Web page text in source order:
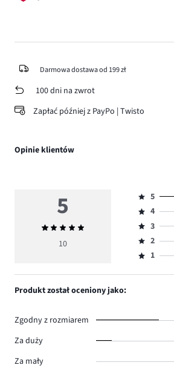
Darmowa dostawa od 199 zł
100 dni na zwrot
Zapłać później z PayPo | Twisto
Opinie klientów
5
Średnia
ocena
10
Ocena
5,
ilość
głosów
10.
5
Ocena
4,
ilość
głosów
4
Ocena
3,
ilość
3
Ocena
2,
2
Ocena
1,
1
Produkt został oceniony jako:
Zgodny z rozmiarem
Za duży
Za mały